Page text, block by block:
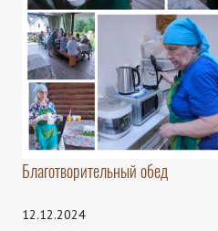
Благотворительный обед
12.12.2024